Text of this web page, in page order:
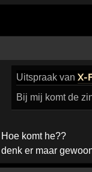
Uitspraakvan X-
Bij mij komt de
Hoe komt he??
denk er maar